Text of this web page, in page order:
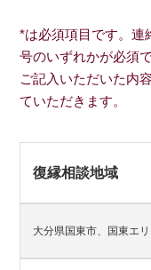
*は必須項目です。連
号のいずれかが必須で
ご記入いただいた内
ていただきます。
復縁相談地域
大分県国東市、国東エ